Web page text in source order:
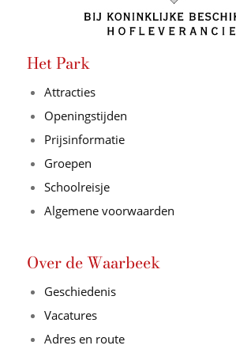
Het Park
Attracties
Openingstijden
Prijsinformatie
Groepen
Schoolreisje
Algemene voorwaarden
Over de Waarbeek
Geschiedenis
Vacatures
Adres en route